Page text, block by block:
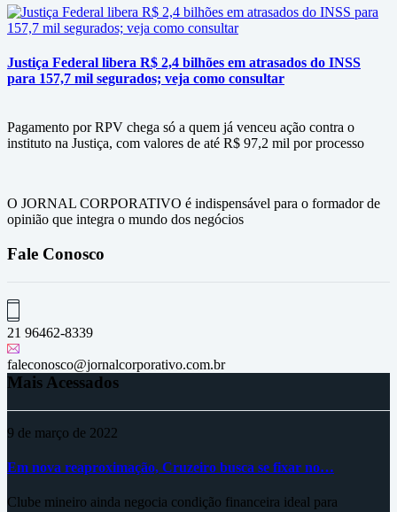
Justiça Federal libera R$ 2,4 bilhões em atrasados do INSS
para 157,7 mil segurados; veja como consultar
Pagamento por RPV chega só a quem já venceu ação contra o
instituto na Justiça, com valores de até R$ 97,2 mil por processo
O JORNAL CORPORATIVO é indispensável para o formador de
opinião que integra o mundo dos negócios
Fale Conosco
21 96462-8339
faleconosco@jornalcorporativo.com.br
Mais Acessados
9 de março de 2022
Em nova reaproximação, Cruzeiro busca se fixar no…
Clube mineiro ainda negocia condição financeira ideal para